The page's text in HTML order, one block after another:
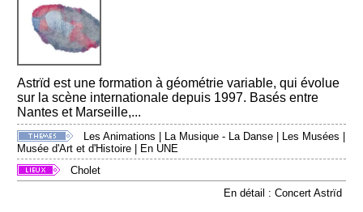
Astrïd est une formation à géométrie variable, qui évolue
sur la scène internationale depuis 1997. Basés entre
Nantes et Marseille,...
Les Animations | La Musique - La Danse | Les Musées |
Musée d'Art et d'Histoire | En UNE
Cholet
En détail : Concert Astrïd